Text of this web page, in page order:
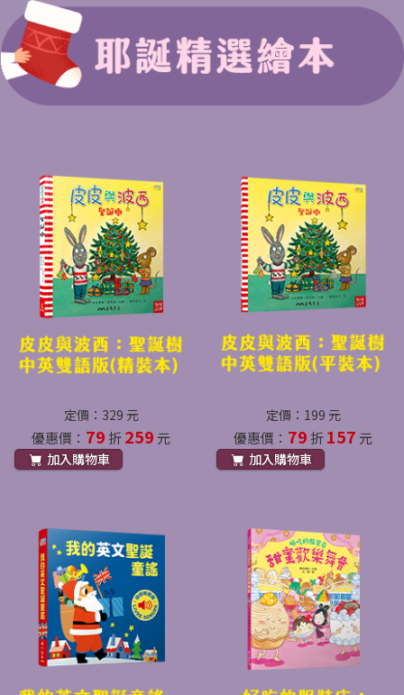
定價：329 元
優惠價： 79折259 元
加入購物車
定價：199 元
優惠價： 79折157 元
加入購物車